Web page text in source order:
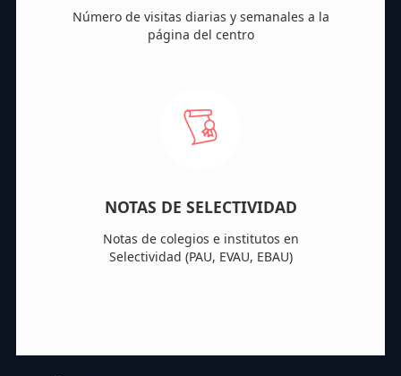
Número de visitas diarias y semanales a la
página del centro
NOTAS DE SELECTIVIDAD
Notas de colegios e institutos en
Selectividad (PAU, EVAU, EBAU)